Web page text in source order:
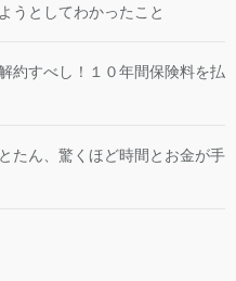
うとしてわかったこと
約すべし！１０年間保険料を払
たん、驚くほど時間とお金が手